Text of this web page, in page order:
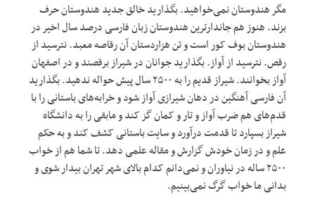
مگر هندوستان نمی‌خواهید. بگذارید خالق جدید هندوستان حرف
بزند. هنوز هم جاندارترین هندوستان زبان فارسی درصد سال اخیر در
هندوستان بوف کور است و تن هزاردستان آن رقاصه معبد. نترسید از
رقص. نترسید از آواز. بگذارید جوانان در شیراز برقصند و در اصفهان
آواز بخوانند. شیراز قدیم را به ۲۵۰۰ سال پیش حواله ندهید. بگذارید
آن فارسی آهنگین در دهان شیرازی آواز شود و خرابه‌های باستانی را با
قدم‌های هم ضرب آواز و تار و کمان گز کند و مابقی را به دانشگاه
شیراز بسپارد تا قدمت درآورد و سایت باستانی کشف کند و به حکم
علم و در زمان خودش گزارش و مقاله علمی دهد. تا شما هم از خواب
۲۵۰۰ ساله در نیاوران و نمی‌دانم کدام بالای شهر تهران بیدار شوی و
بدانی ما خواب گرگ نمی‌بینیم.